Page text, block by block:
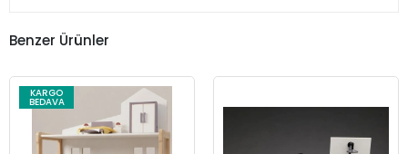
Benzer Ürünler
KARGO
BEDAVA